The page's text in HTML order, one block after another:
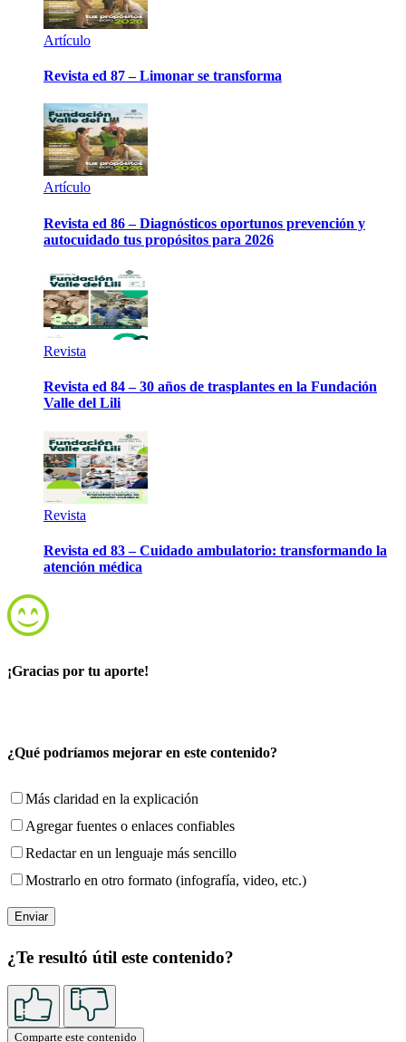
Artículo
Revista ed 87 – Limonar se transforma
Artículo
Revista ed 86 – Diagnósticos oportunos prevención y
autocuidado tus propósitos para 2026
Revista
Revista ed 84 – 30 años de trasplantes en la Fundación
Valle del Lili
Revista
Revista ed 83 – Cuidado ambulatorio: transformando la
atención médica
¡Gracias por tu aporte!
¿Qué podríamos mejorar en este contenido?
Más claridad en la explicación
Agregar fuentes o enlaces confiables
Redactar en un lenguaje más sencillo
Mostrarlo en otro formato (infografía, video, etc.)
¿Te resultó útil este contenido?
Comparte este contenido